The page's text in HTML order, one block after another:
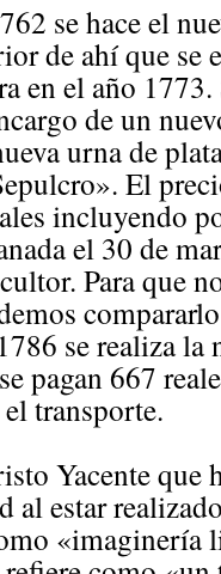
se hace el
de ahí que se
en el año
de un
urna de
El
incluyendo
el 30 de
Para que
se realiza la
pagan 667
transporte.
Yacente que
al estar
«imaginería